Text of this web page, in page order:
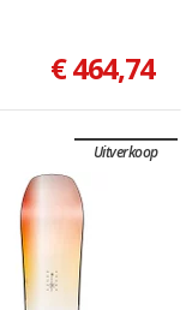
€ 464,74
Uitverkoop